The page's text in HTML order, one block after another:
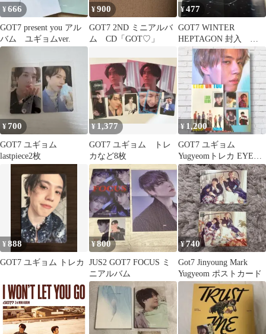
¥666
GOT7 present you アル
バム ユギョムver.
¥900
GOT7 2ND ミニアルバ
ム CD「GOT♡」
¥477
GOT7 WINTER
HEPTAGON 封入 特
典 キム ユギョム
ポスター
¥700
GOT7 ユギョム
lastpiece2枚
¥1,377
GOT7 ユギョム トレ
カなど8枚
¥1,200
GOT7 ユギョム
Yugyeomトレカ EYES
ON YOU ミニポスター
¥888
GOT7 ユギョム トレカ
¥800
JUS2 GOT7 FOCUS ミ
ニアルバム
¥740
Got7 Jinyoung Mark
Yugyeom ポストカード